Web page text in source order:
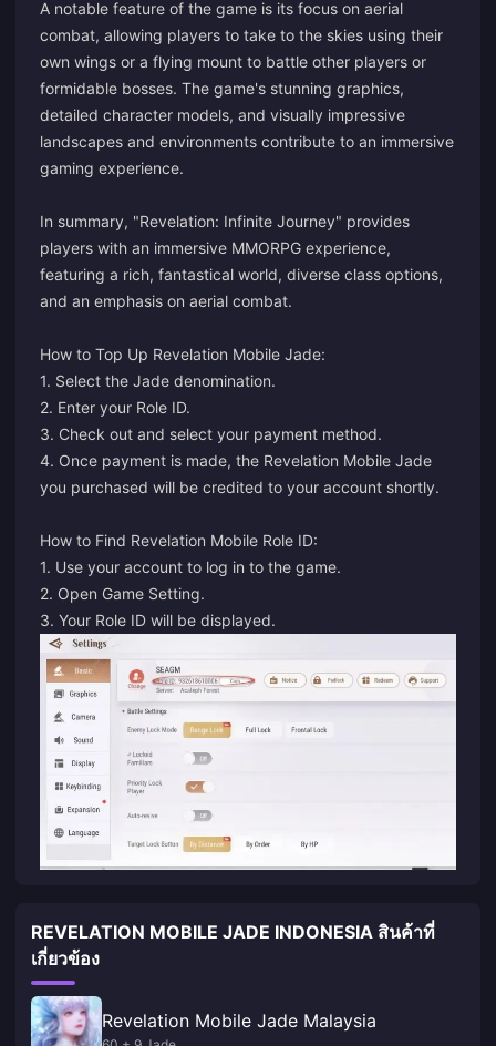
A notable feature of the game is its focus on aerial
combat, allowing players to take to the skies using their
own wings or a flying mount to battle other players or
formidable bosses. The game's stunning graphics,
detailed character models, and visually impressive
landscapes and environments contribute to an immersive
gaming experience.
In summary, "Revelation: Infinite Journey" provides
players with an immersive MMORPG experience,
featuring a rich, fantastical world, diverse class options,
and an emphasis on aerial combat.
How to Top Up Revelation Mobile Jade:
1. Select the Jade denomination.
2. Enter your Role ID.
3. Check out and select your payment method.
4. Once payment is made, the Revelation Mobile Jade
you purchased will be credited to your account shortly.
How to Find Revelation Mobile Role ID:
1. Use your account to log in to the game.
2. Open Game Setting.
3. Your Role ID will be displayed.
REVELATION MOBILE JADE INDONESIA สินค้าที่
เกี่ยวข้อง
Revelation Mobile Jade Malaysia